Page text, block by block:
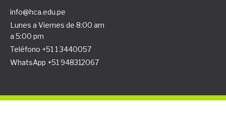
info@hca.edu.pe
Lunes a Viernes de 8:00 am
a 5:00 pm
Teléfono +51 1 3440057
WhatsApp +51 948312067